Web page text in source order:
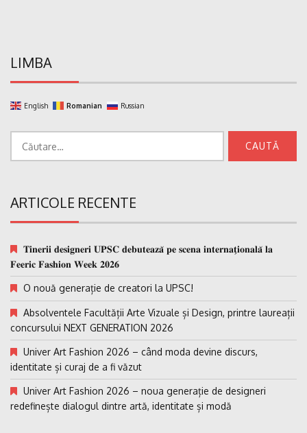
LIMBA
English Romanian Russian
după:
ARTICOLE RECENTE
𝐓𝐢𝐧𝐞𝐫𝐢𝐢 𝐝𝐞𝐬𝐢𝐠𝐧𝐞𝐫𝐢 𝐔𝐏𝐒𝐂 𝐝𝐞𝐛𝐮𝐭𝐞𝐚𝐳𝐚̆ 𝐩𝐞 𝐬𝐜𝐞𝐧𝐚 𝐢𝐧𝐭𝐞𝐫𝐧𝐚𝐭̗𝐢𝐨𝐧𝐚𝐥𝐚̆ 𝐥𝐚
𝐅𝐞𝐞𝐫𝐢𝐜 𝐅𝐚𝐬𝐡𝐢𝐨𝐧 𝐖𝐞𝐞𝐤 𝟐𝟎𝟐𝟔
O nouă generație de creatori la UPSC!
Absolventele Facultății Arte Vizuale și Design, printre laureații
concursului NEXT GENERATION 2026
Univer Art Fashion 2026 – când moda devine discurs,
identitate și curaj de a fi văzut
Univer Art Fashion 2026 – noua generație de designeri
redefinește dialogul dintre artă, identitate și modă